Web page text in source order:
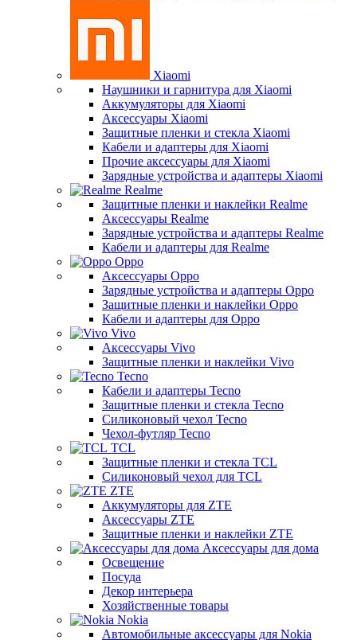
Xiaomi
Наушники и гарнитура для Xiaomi
Аккумуляторы для Xiaomi
Аксессуары Xiaomi
Защитные пленки и стекла Xiaomi
Кабели и адаптеры для Xiaomi
Прочие аксессуары для Xiaomi
Зарядные устройства и адаптеры Xiaomi
Realme
Защитные пленки и наклейки Realme
Аксессуары Realme
Зарядные устройства и адаптеры Realme
Кабели и адаптеры для Realme
Oppo
Аксессуары Oppo
Зарядные устройства и адаптеры Oppo
Защитные пленки и наклейки Oppo
Кабели и адаптеры для Oppo
Vivo
Аксессуары Vivo
Защитные пленки и наклейки Vivo
Tecno
Кабели и адаптеры Tecno
Защитные пленки и стекла Tecno
Силиконовый чехол Tecno
Чехол-футляр Tecno
TCL
Защитные пленки и стекла TCL
Силиконовый чехол для TCL
ZTE
Аккумуляторы для ZTE
Аксессуары ZTE
Защитные пленки и наклейки ZTE
Аксессуары для дома
Освещение
Посуда
Декор интерьера
Хозяйственные товары
Nokia
Автомобильные аксессуары для Nokia